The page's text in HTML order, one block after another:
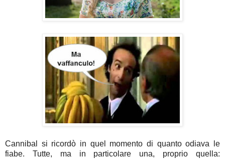
Cannibal si ricordò in quel momento di quanto odiava le
fiabe. Tutte, ma in particolare una, proprio quella: